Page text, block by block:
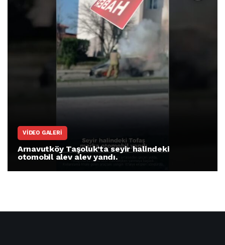
VIDEO GALERI
Arnavutköy Taşoluk’ta seyir halindeki
otomobil alev alev yandı.